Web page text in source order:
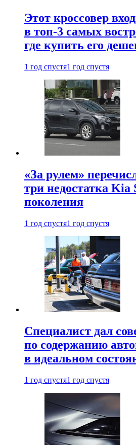
Этот кроссовер
в топ-3 самых
где купить его
1 год спустя1 год спустя
«За рулем»
три недостатка Kia
поколения
1 год спустя1 год спустя
Специалист дал
по содержанию
в идеальном
1 год спустя1 год спустя